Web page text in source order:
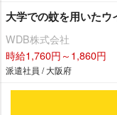
大学での蚊を用いた
WDB株式会社
時給1,760円～1,860円
派遣社員 / 大阪府